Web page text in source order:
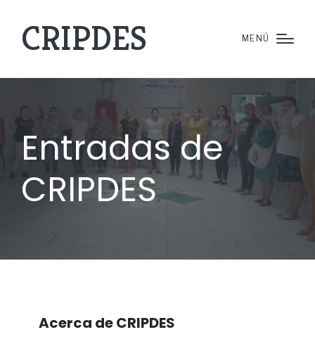
CRIPDES MENÚ
Entradas de
CRIPDES
Acerca de CRIPDES